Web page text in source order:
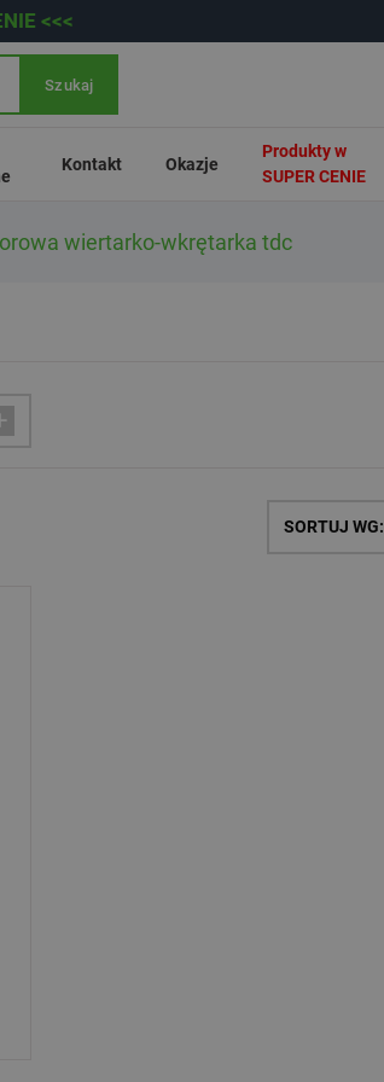
<<<
Szukaj
Kontakt Okazje
Produkty w
SUPER CENIE
wiertarko-wkrętarka tdc
SORTUJ